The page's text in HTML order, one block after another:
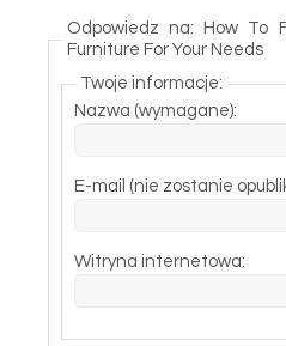
Odpowiedz na: How To
Furniture For Your Needs
Twoje informacje:
Nazwa (wymagane):
E-mail (nie zostanie
Witryna internetowa: